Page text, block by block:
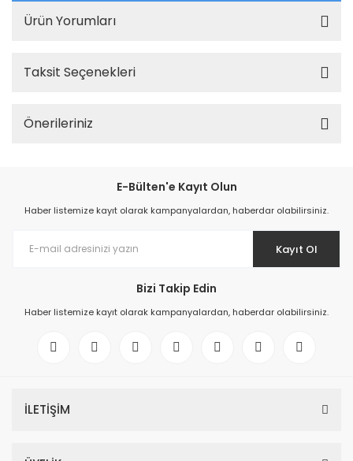
Ürün Yorumları
Taksit Seçenekleri
Önerileriniz
E-Bülten'e Kayıt Olun
Haber listemize kayıt olarak kampanyalardan, haberdar olabilirsiniz.
Kayıt Ol
Bizi Takip Edin
Haber listemize kayıt olarak kampanyalardan, haberdar olabilirsiniz.
İLETİŞİM